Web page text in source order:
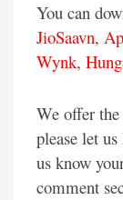
You can
JioSaavn,
Wynk,
We offer
please let
us know
comment